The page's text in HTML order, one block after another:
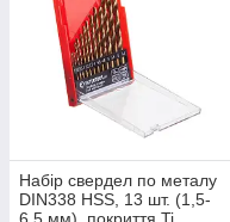
Набір свердел по металу
DIN338 HSS, 13 шт. (1,5-